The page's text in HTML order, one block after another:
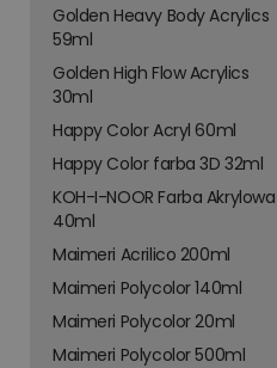
Golden Heavy Body Acrylics
59ml
Golden High Flow Acrylics
30ml
Happy Color Acryl 60ml
Happy Color farba 3D 32ml
KOH-I-NOOR Farba Akrylowa
40ml
Maimeri Acrilico 200ml
Maimeri Polycolor 140ml
Maimeri Polycolor 20ml
Maimeri Polycolor 500ml